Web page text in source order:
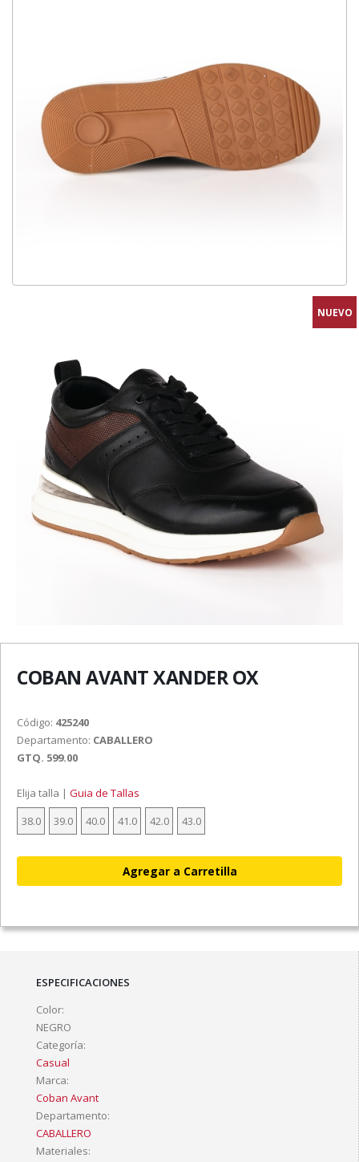
NUEVO
COBAN AVANT XANDER OX
Código: 425240
Departamento: CABALLERO
GTQ. 599.00
Elija talla | Guia de Tallas
38.0
39.0 40.0 41.0 42.0 43.0
ESPECIFICACIONES
Color:
NEGRO
Categoría:
Casual
Marca:
Coban Avant
Departamento:
CABALLERO
Materiales: